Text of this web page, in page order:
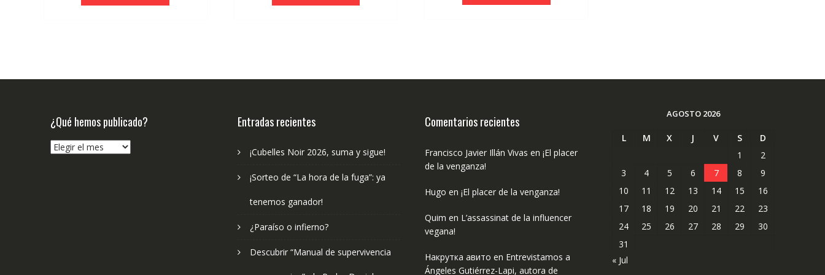
¿Qué hemos publicado?
¿Qué
Entradas recientes
¡Cubelles Noir 2026, suma y sigue!
¡Sorteo de “La hora de la fuga”: ya
tenemos ganador!
¿Paraíso o infierno?
Descubrir “Manual de supervivencia
Comentarios recientes
Francisco Javier Illán Vivas en ¡El placer
de la venganza!
Hugo en ¡El placer de la venganza!
Quim en L’assassinat de la influencer
vegana!
Накрутка авито en Entrevistamos a
Ángeles Gutiérrez-Lapi, autora de
AGOSTO 2026
L M X J V S
D
1
2
3
4 5 6 7 8
9
10
11 12 13 14 15
16
17
18 19 20 21 22
23
24
25 26 27 28 29
30
31
« Jul